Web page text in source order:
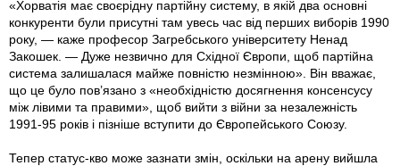
«Хорватія має своєрідну партійну систему, в якій два основні
конкуренти були присутні там увесь час від перших виборів 1990
року, — каже професор Загребського університету Ненад
Закошек. — Дуже незвично для Східної Європи, щоб партійна
система залишалася майже повністю не­змінною». Він вважає,
що це було пов’язано з «необхідністю досягнення консенсусу
між лівими та правими», щоб вийти з війни за незалежність
1991-95 років і пізніше вступити до Європейського Союзу.
Тепер статус-кво може зазнати змін, оскільки на арену вийшла